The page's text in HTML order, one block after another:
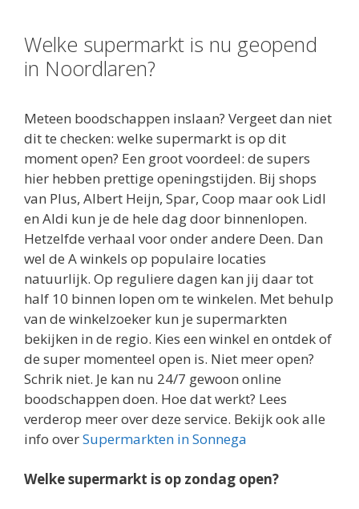
Welke supermarkt is nu geopend
in Noordlaren?
Meteen boodschappen inslaan? Vergeet dan niet
dit te checken: welke supermarkt is op dit
moment open? Een groot voordeel: de supers
hier hebben prettige openingstijden. Bij shops
van Plus, Albert Heijn, Spar, Coop maar ook Lidl
en Aldi kun je de hele dag door binnenlopen.
Hetzelfde verhaal voor onder andere Deen. Dan
wel de A winkels op populaire locaties
natuurlijk. Op reguliere dagen kan jij daar tot
half 10 binnen lopen om te winkelen. Met behulp
van de winkelzoeker kun je supermarkten
bekijken in de regio. Kies een winkel en ontdek of
de super momenteel open is. Niet meer open?
Schrik niet. Je kan nu 24/7 gewoon online
boodschappen doen. Hoe dat werkt? Lees
verderop meer over deze service. Bekijk ook alle
info overSupermarkten in Sonnega
Welke supermarkt is op zondag open?